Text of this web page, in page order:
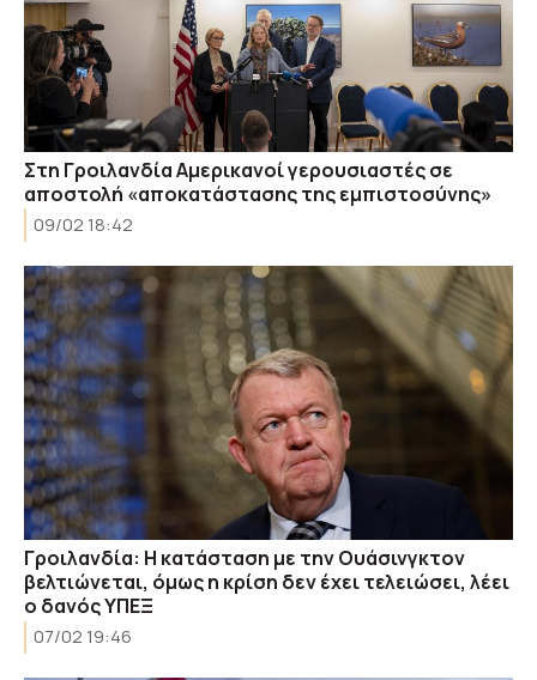
Στη Γροιλανδία Αμερικανοί γερουσιαστές σε
αποστολή «αποκατάστασης της εμπιστοσύνης»
09/02 18:42
Γροιλανδία: Η κατάσταση με την Ουάσινγκτον
βελτιώνεται, όμως η κρίση δεν έχει τελειώσει, λέει
ο δανός ΥΠΕΞ
07/02 19:46